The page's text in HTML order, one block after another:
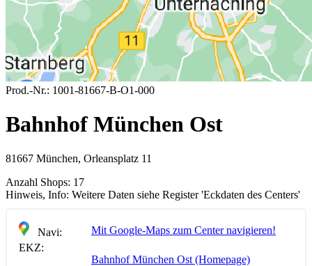
Prod.-Nr.: 1001-81667-B-O1-000
Bahnhof München Ost
81667 München, Orleansplatz 11
Anzahl Shops: 17
Hinweis, Info: Weitere Daten siehe Register 'Eckdaten des Centers'
Navi:
Mit Google-Maps zum Center navigieren!
EKZ:
Bahnhof München Ost (Homepage)